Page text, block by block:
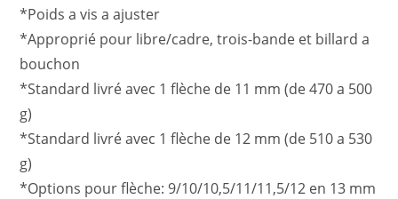
*Poids a vis a ajuster
*Approprié pour libre/cadre, trois-bande et billard a
bouchon
*Standard livré avec 1 flèche de 11 mm (de 470 a 500
g)
*Standard livré avec 1 flèche de 12 mm (de 510 a 530
g)
*Options pour flèche: 9/10/10,5/11/11,5/12 en 13 mm